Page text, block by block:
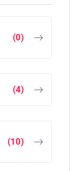
(0)
(4)
(10)